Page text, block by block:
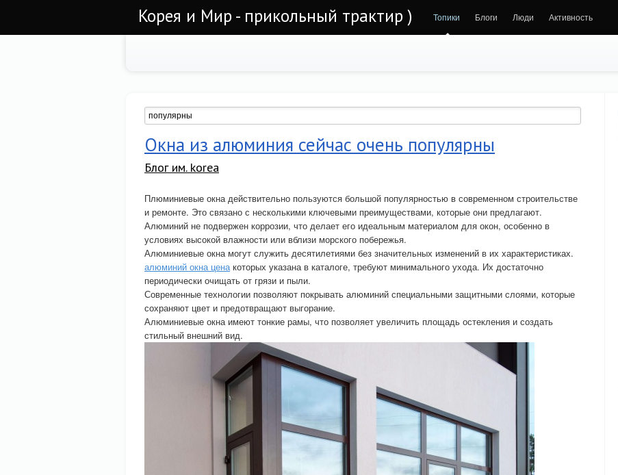
Корея и Мир - прикольный трактир ) Топики Блоги Люди Активность
Окна из алюминия сейчас очень популярны
Блог им. korea
Плюминиевые окна действительно пользуются большой популярностью в современном строительстве
и ремонте. Это связано с несколькими ключевыми преимуществами, которые они предлагают.
Алюминий не подвержен коррозии, что делает его идеальным материалом для окон, особенно в
условиях высокой влажности или вблизи морского побережья.
Алюминиевые окна могут служить десятилетиями без значительных изменений в их характеристиках.
алюминий окна ценакоторых указана в каталоге, требуют минимального ухода. Их достаточно
периодически очищать от грязи и пыли.
Современные технологии позволяют покрывать алюминий специальными защитными слоями, которые
сохраняют цвет и предотвращают выгорание.
Алюминиевые окна имеют тонкие рамы, что позволяет увеличить площадь остекления и создать
стильный внешний вид.